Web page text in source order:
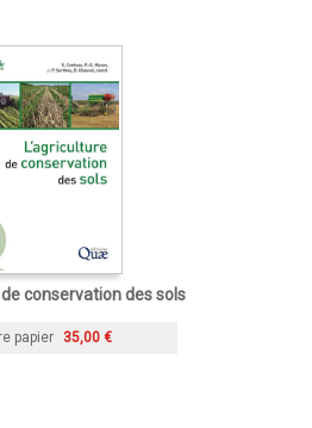
conservation des sols
papier 35,00 €